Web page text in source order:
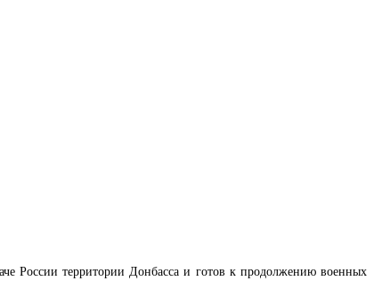
России территории Донбасса и готов к продолжению военных